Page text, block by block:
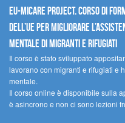
EU-MiCare Project. Corso di
dell’UE per migliorare
mentale di migranti e rifugiati
Il corso è stato sviluppato
lavorano con migranti e rifugiati e
mentale.
Il corso online è disponibile sulla
è asincrono e non ci sono lezioni